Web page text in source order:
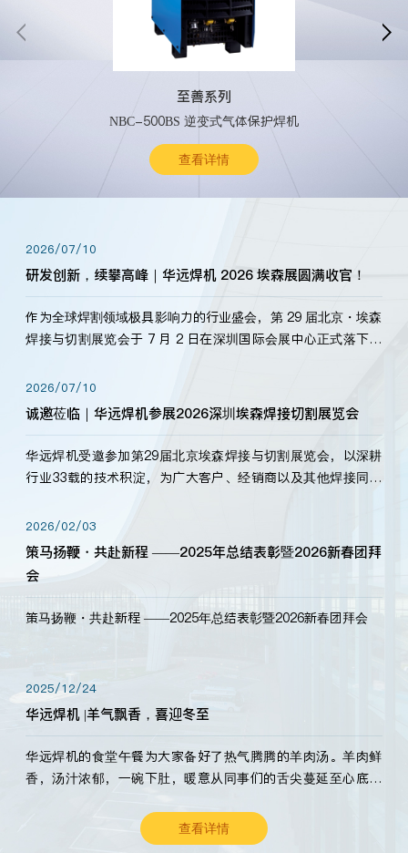
至善系列
NBC-500BS 逆变式气体保护焊机
查看详情
 
2026/07/10
研发创新，续攀高峰｜华远焊机 2026 埃森展圆满收官！
作为全球焊割领域极具影响力的行业盛会，第 29 届北京・埃森
焊接与切割展览会于 7 月 2 日在深圳国际会展中心正式落下帷
标准，持之以恒研发新产品、新技术。新老客户、行业伙伴、
海内外客户为目睹公司发布的新产…
2026/07/10
诚邀莅临｜华远焊机参展2026深圳埃森焊接切割展览会
华远焊机受邀参加第29届北京埃森焊接与切割展览会，以深耕
行业33载的技术积淀，为广大客户、经销商以及其他焊接同仁
2026/02/03
策马扬鞭・共赴新程 ——2025年总结表彰暨2026新春团拜
会
策马扬鞭・共赴新程 ——2025年总结表彰暨2026新春团拜会
2025/12/24
华远焊机 |羊气飘香，喜迎冬至
华远焊机的食堂午餐为大家备好了热气腾腾的羊肉汤。羊肉鲜
香，汤汁浓郁，一碗下肚，暖意从同事们的舌尖蔓延至心底。
查看详情